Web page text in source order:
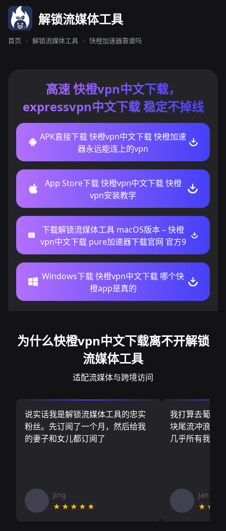
解锁流媒体工具
首页 › 解锁流媒体工具 › 快橙加速器靠谱吗
高速 快橙vpn中文下载，
expressvpn中文下载 稳定不掉线
APK直接下载 快橙vpn中文下载 快橙加速
器永远能连上的vpn
App Store下载 快橙vpn中文下载 快橙
vpn安装教学
下载解锁流媒体工具 macOS版本 – 快橙
vpn中文下载 pure加速器下载官网 官方9
Windows下载 快橙vpn中文下载 哪个快
橙app是真的
为什么快橙vpn中文下载离不开解锁
流媒体工具
适配流媒体与跨境访问
说实话我是解锁流媒体工具的忠实
粉丝。先订阅了一个月，然后给我
的妻子和女儿都订阅了
Jing
★★★★★
我打算去葡萄
块尾流冲浪板
几乎所有我需
Jan V